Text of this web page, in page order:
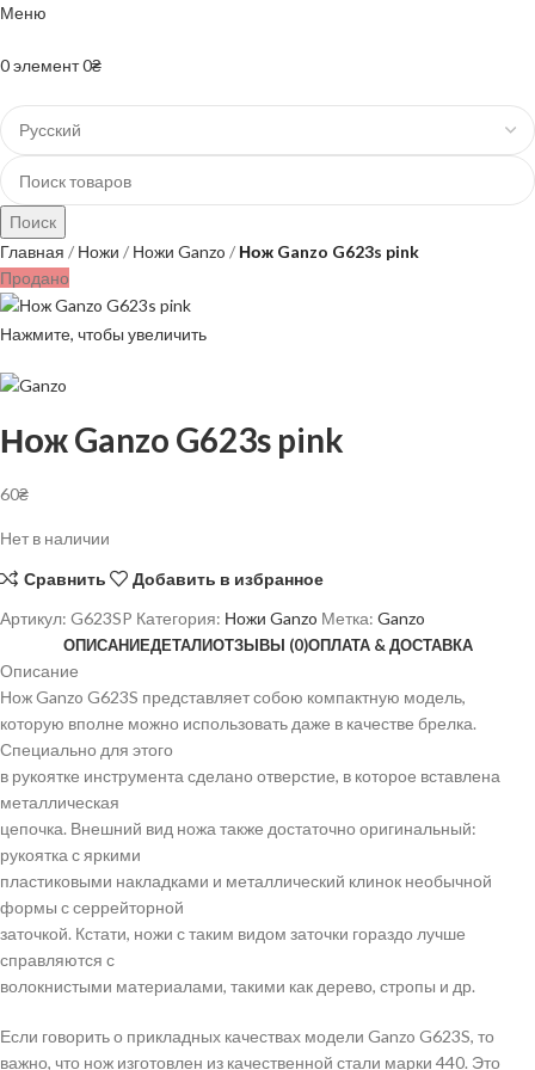
Меню
0элемент0₴
Поиск
Главная
Ножи Ножи Ganzo
Нож Ganzo G623s pink
Продано
Нажмите, чтобы увеличить
Нож Ganzo G623s pink
60₴
Нет в наличии
Сравнить
Добавить в избранное
Артикул: G623SP Категория: Ножи Ganzo Метка: Ganzo
ОПИСАНИЕДЕТАЛИОТЗЫВЫ (0)ОПЛАТА & ДОСТАВКА
Описание
Нож Ganzo G623S представляет собою компактную модель,
которую вполне можно использовать даже в качестве брелка.
Специально для этого
в рукоятке инструмента сделано отверстие, в которое вставлена
металлическая
цепочка. Внешний вид ножа также достаточно оригинальный:
рукоятка с яркими
пластиковыми накладками и металлический клинок необычной
формы с серрейторной
заточкой. Кстати, ножи с таким видом заточки гораздо лучше
справляются с
волокнистыми материалами, такими как дерево, стропы и др.
Если говорить о прикладных качествах модели Ganzo G623S, то
важно, что нож изготовлен из качественной стали марки 440. Это